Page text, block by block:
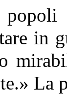
in
La